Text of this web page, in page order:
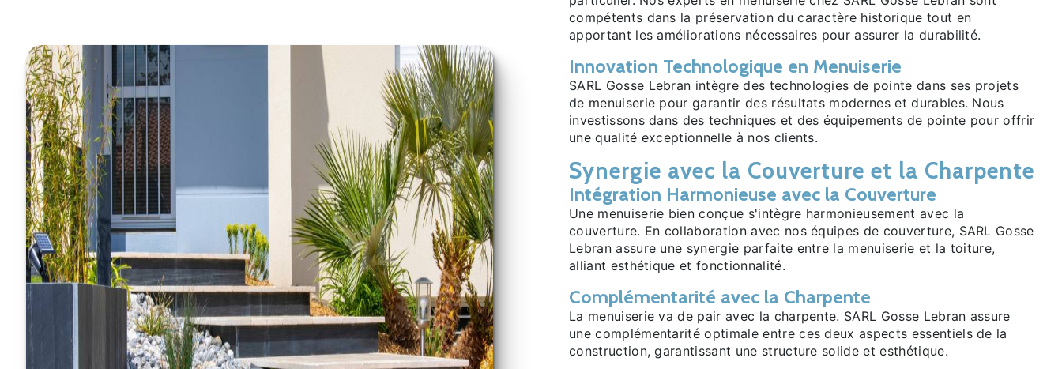
compétents dans la préservation du caractère historique tout en
apportant les améliorations nécessaires pour assurer la durabilité.
Innovation Technologique en Menuiserie
SARL Gosse Lebran intègre des technologies de pointe dans ses projets
de menuiserie pour garantir des résultats modernes et durables. Nous
investissons dans des techniques et des équipements de pointe pour offrir
une qualité exceptionnelle à nos clients.
Synergie avec la Couverture et la Charpente
Intégration Harmonieuse avec la Couverture
Une menuiserie bien conçue s'intègre harmonieusement avec la
couverture. En collaboration avec nos équipes de couverture, SARL Gosse
Lebran assure une synergie parfaite entre la menuiserie et la toiture,
alliant esthétique et fonctionnalité.
Complémentarité avec la Charpente
La menuiserie va de pair avec la charpente. SARL Gosse Lebran assure
une complémentarité optimale entre ces deux aspects essentiels de la
construction, garantissant une structure solide et esthétique.